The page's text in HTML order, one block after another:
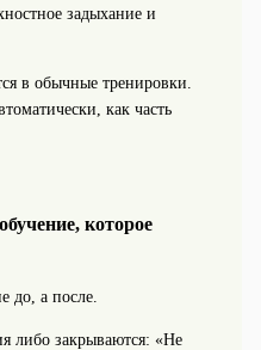
задыхание и
в обычные тренировки.
как часть
которое
до, а после.
либо закрываются: «Не